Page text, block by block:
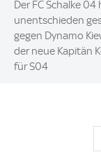
Der FC Schalke
unentschieden
gegen Dynamo
der neue Kapitän
für S04